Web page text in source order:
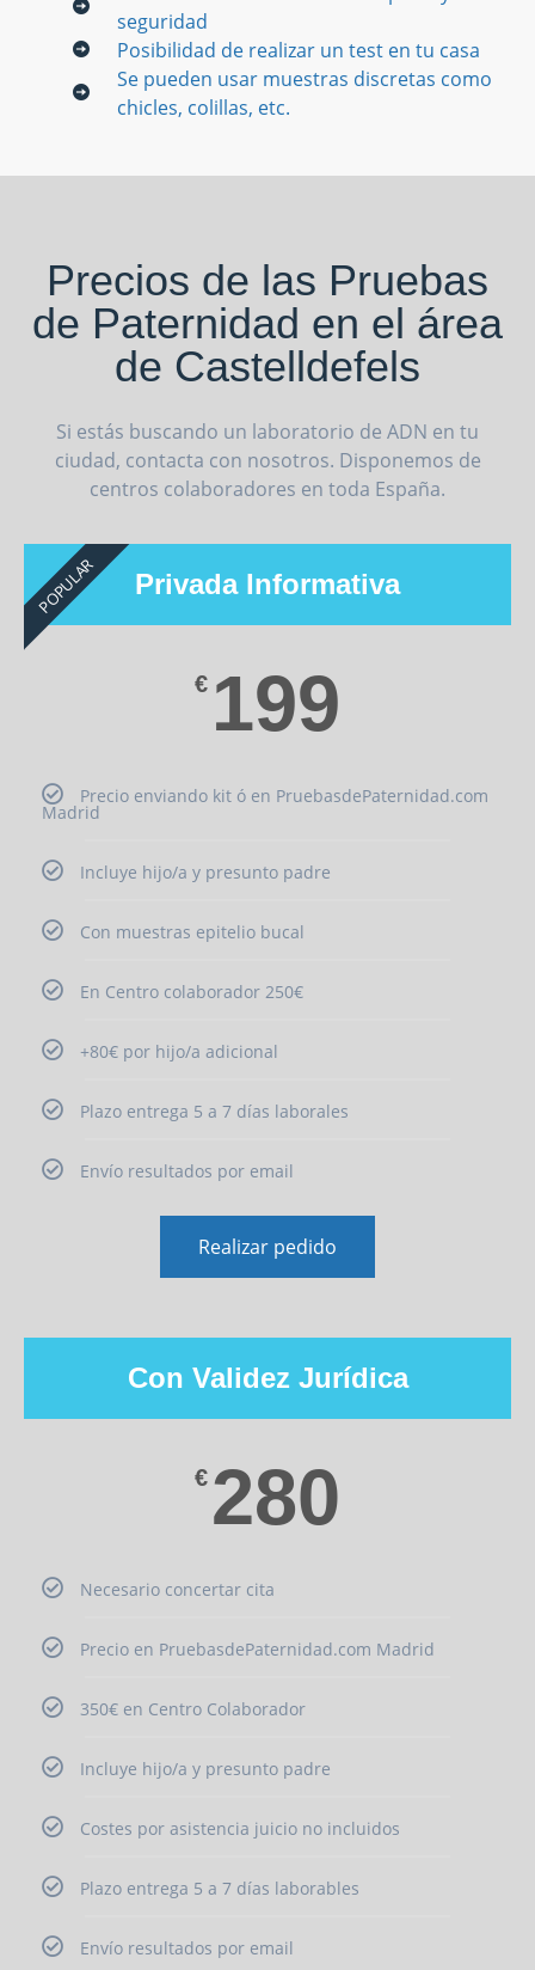
seguridad
Posibilidad de realizar un test en tu casa
Se pueden usar muestras discretas como
chicles, colillas, etc.
Precios de las Pruebas
de Paternidad en el área
de Castelldefels
Si estás buscando un laboratorio de ADN en tu
ciudad, contacta con nosotros. Disponemos de
centros colaboradores en toda España.
Privada Informativa
€ 199
Precio enviando kit ó en PruebasdePaternidad.com
Madrid
Incluye hijo/a y presunto padre
Con muestras epitelio bucal
En Centro colaborador 250€
+80€ por hijo/a adicional
Plazo entrega 5 a 7 días laborales
Envío resultados por email
Realizar pedido
POPULAR
Con Validez Jurídica
€ 280
Necesario concertar cita
Precio en PruebasdePaternidad.com Madrid
350€ en Centro Colaborador
Incluye hijo/a y presunto padre
Costes por asistencia juicio no incluidos
Plazo entrega 5 a 7 días laborables
Envío resultados por email